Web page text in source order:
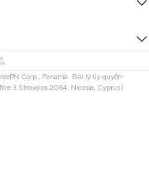
Corp., Panama. Đại lý ủy quyền:
3 Strovolos 2064, Nicosia, Cyprus)